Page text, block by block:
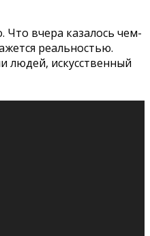
организма, когда
твой организм
как бороться со